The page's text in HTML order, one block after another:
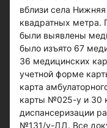
вблизи села
квадратных метра.
были выявлены
было изъято 67
36 медицинских
учетной форме
карта
карты №025-у и 30
диспансеризации
№131/у-ДД. Все